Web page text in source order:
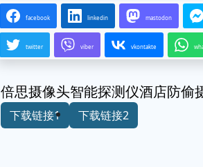
facebook linkedin mastodon
twitter viber vkontakte
倍思摄像头智能探测仪酒店防偷
下载链接1 下载链接2